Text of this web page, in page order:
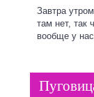
Завтра
там нет, так
вообще у